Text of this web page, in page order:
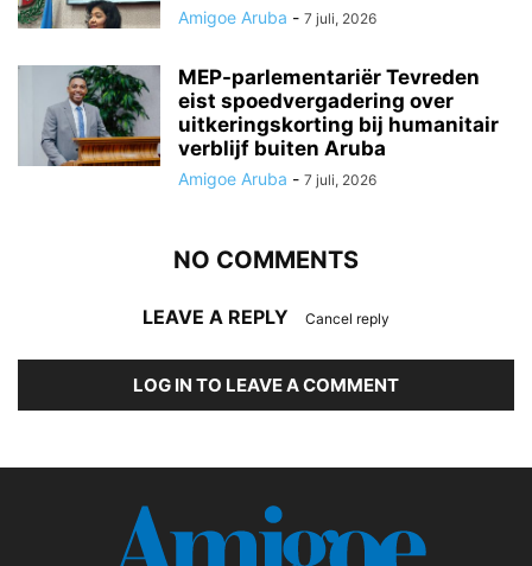
Amigoe Aruba - 7 juli, 2026
MEP-parlementariër Tevreden
eist spoedvergadering over
uitkeringskorting bij humanitair
verblijf buiten Aruba
Amigoe Aruba - 7 juli, 2026
NO COMMENTS
LEAVE A REPLY Cancel reply
LOG IN TO LEAVE A COMMENT